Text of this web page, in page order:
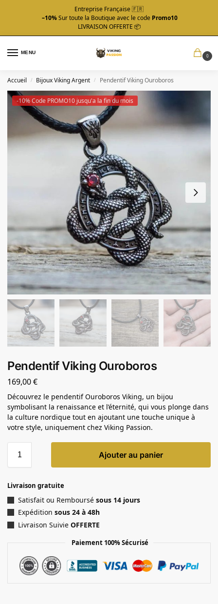
Entreprise Française 🇫🇷
–10%Sur toute la Boutique avec le code Promo10
LIVRAISON OFFERTE 📦
MENU
0
Accueil / Bijoux Viking Argent / Pendentif Viking Ouroboros
-10% Code PROMO10 jusqu'a la fin du mois
Pendentif Viking Ouroboros
169,00€
Découvrez le pendentif Ouroboros Viking, un bijou
symbolisant la renaissance et l’éternité, qui vous plonge dans
la culture nordique tout en ajoutant une touche unique à
votre style, uniquement chez Viking Passion.
Ajouter au panier
Livraison gratuite
Satisfait ou Remboursé sous 14 jours
Expédition sous 24 à 48h
Livraison Suivie OFFERTE
Paiement 100% Sécurisé